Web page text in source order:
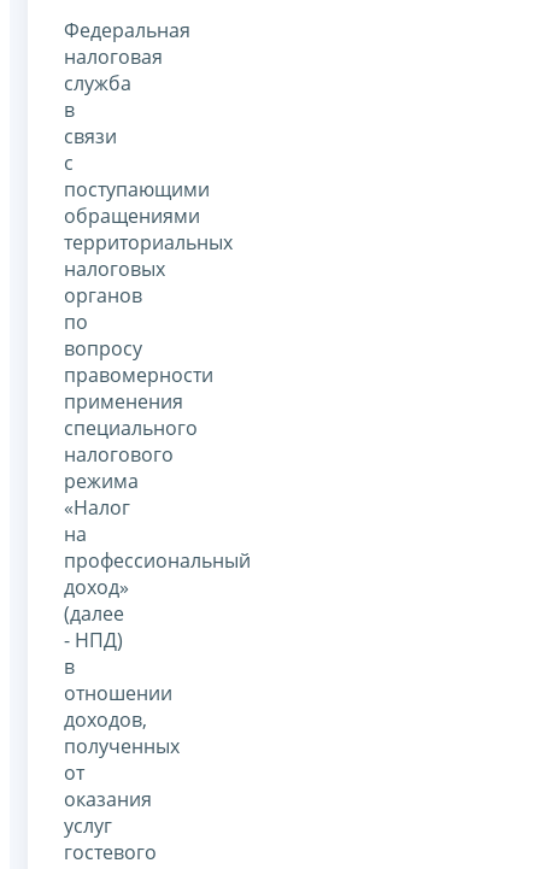
Федеральная
налоговая
служба
в
связи
с
поступающими
обращениями
территориальных
налоговых
органов
по
вопросу
правомерности
применения
специального
налогового
режима
«Налог
на
профессиональный
доход»
(далее
- НПД)
в
отношении
доходов,
полученных
от
оказания
услуг
гостевого